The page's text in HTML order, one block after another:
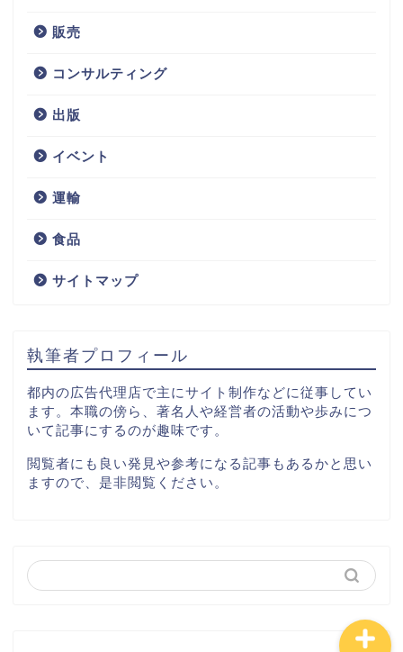
販売
コンサルティング
出版
イベント
運輸
食品
サイトマップ
執筆者プロフィール
都内の広告代理店で主にサイト制作などに従事してい
ます。本職の傍ら、著名人や経営者の活動や歩みにつ
いて記事にするのが趣味です。
閲覧者にも良い発見や参考になる記事もあるかと思い
ますので、是非閲覧ください。
イベント